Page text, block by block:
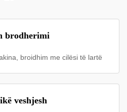
brodherimi
broidhim me cilësi të lartë
veshjesh